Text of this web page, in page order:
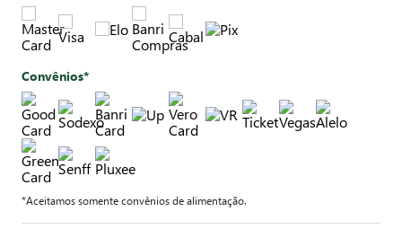
Convênios*
*Aceitamos somente convênios de alimentação.